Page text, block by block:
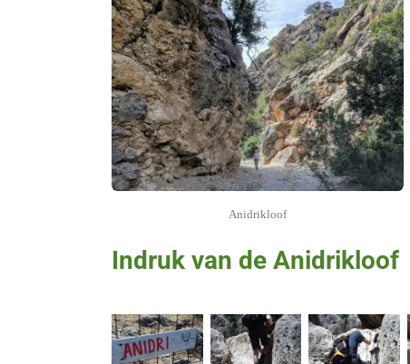
Anidrikloof
Indruk van de Anidrikloof